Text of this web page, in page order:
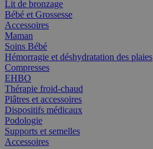
Lit de bronzage
Bébé et Grossesse
Accessoires
Maman
Soins Bébé
Hémorragie et déshydratation des plaies
Compresses
EHBO
Thérapie froid-chaud
Plâtres et accessoires
Dispositifs médicaux
Podologie
Supports et semelles
Accessoires